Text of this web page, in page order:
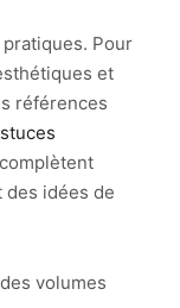
Pour
et
références
des idées de
volumes